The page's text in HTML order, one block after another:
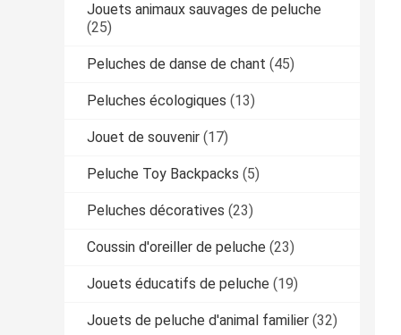
Jouets animaux sauvages de peluche
(25)
Peluches de danse de chant (45)
Peluches écologiques (13)
Jouet de souvenir (17)
Peluche Toy Backpacks (5)
Peluches décoratives (23)
Coussin d'oreiller de peluche (23)
Jouets éducatifs de peluche (19)
Jouets de peluche d'animal familier (32)